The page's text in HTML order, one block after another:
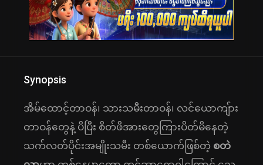
Synopsis
အိမ်ထောင့်တာဝန်၊ သားသမီးတာဝန်၊ လင်ယောကျ်ား
တာဝန်တွေနဲ့ ပိပြီး စိတ်ဖိအားတွေကြားပိတ်မိနေတဲ့
သက်လတ်ပိုင်းအမျိုးသမီး တစ်ယောက်ဖြစ်တဲ့ စတဲ